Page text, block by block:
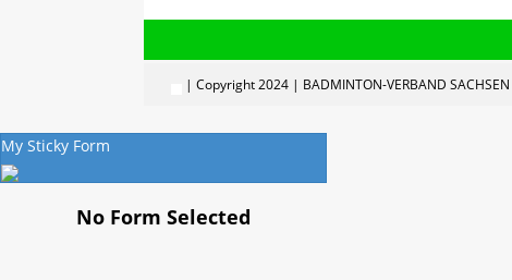
| Copyright 2024 | BADMINTON-VERBAND SACHSEN
My Sticky Form
No Form Selected